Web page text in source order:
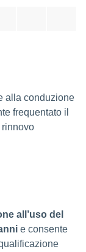
alla conduzione
frequentato il
rinnovo
all’uso del
e consente